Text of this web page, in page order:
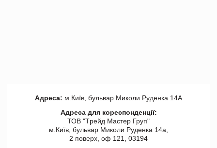
Адреса: м.Київ, бульвар Миколи Руденка 14А
Адреса для кореспонденції:
ТОВ "Tрейд Мастер Груп"
м.Київ, бульвар Миколи Руденка 14а,
2 поверх, оф 121, 03194